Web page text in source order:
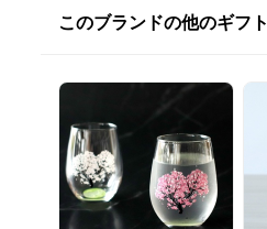
このブランドの他のギフト